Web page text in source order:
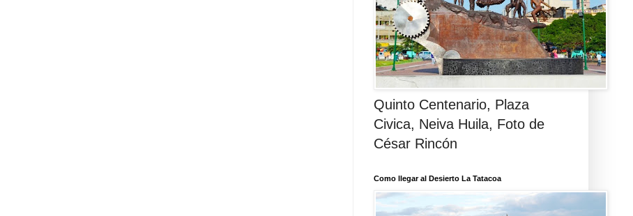
Quinto Centenario, Plaza
Civica, Neiva Huila, Foto de
César Rincón
Como llegar al Desierto La Tatacoa